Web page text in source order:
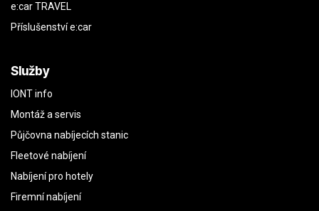
e:car TRAVEL
Příslušenství e:car
Služby
IONT info
Montáž a servis
Půjčovna nabíjecích stanic
Fleetové nabíjení
Nabíjení pro hotely
Firemní nabíjení